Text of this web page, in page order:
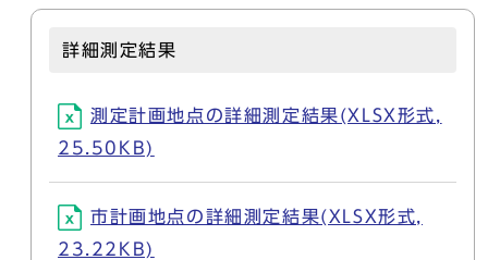
詳細測定結果
測定計画地点の詳細測定結果(XLSX形式,
25.50KB)
市計画地点の詳細測定結果(XLSX形式,
23.22KB)